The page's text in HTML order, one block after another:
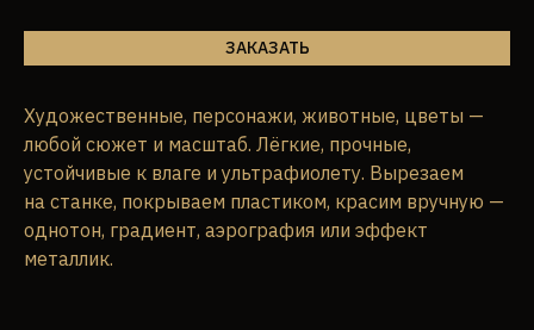
ЗАКАЗАТЬ
Художественные, персонажи, животные, цветы —
любой сюжет и масштаб. Лёгкие, прочные,
устойчивые к влаге и ультрафиолету. Вырезаем
на станке, покрываем пластиком, красим вручную —
однотон, градиент, аэрография или эффект
металлик.